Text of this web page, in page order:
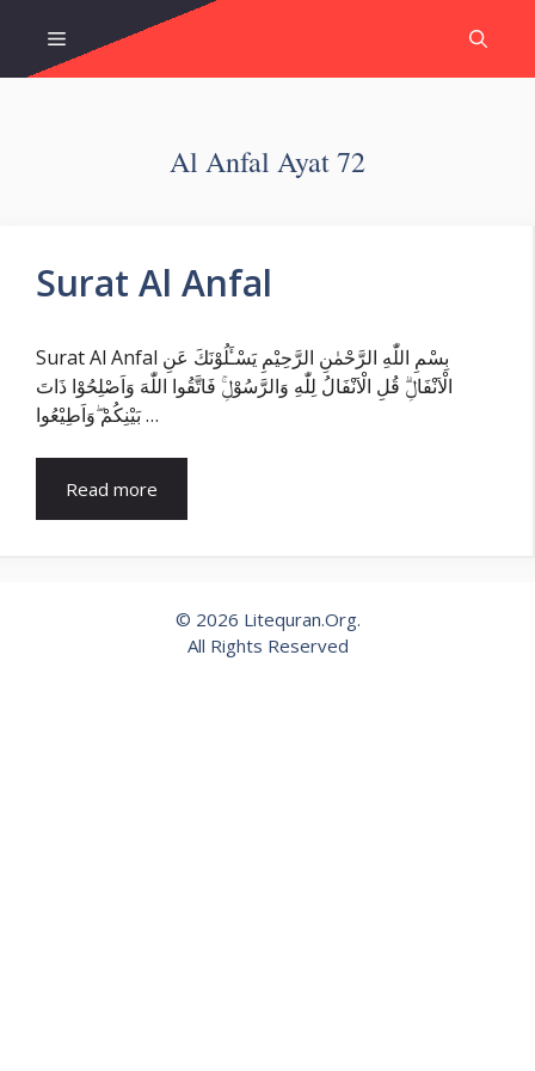
content
Menu
Al Anfal Ayat 72
Surat Al Anfal
Surat Al Anfal بِسْمِ اللّٰهِ الرَّحْمٰنِ الرَّحِيْمِ يَسْـَٔلُوْنَكَ عَنِ
الْاَنْفَالِۗ قُلِ الْاَنْفَالُ لِلّٰهِ وَالرَّسُوْلِۚ فَاتَّقُوا اللّٰهَ وَاَصْلِحُوْا ذَاتَ
بَيْنِكُمْ ۖوَاَطِيْعُوا …
Read more
© 2026 Litequran.Org.
All Rights Reserved